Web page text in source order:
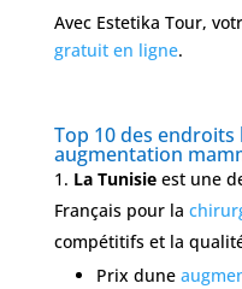
Services
Nos
cliniques
Nos
articles
Avec Estetika Tour,
gratuit en ligne.
Top 10 des
augmentation
La Tunisie est une
Français pour la
compétitifs et la
Prix dune